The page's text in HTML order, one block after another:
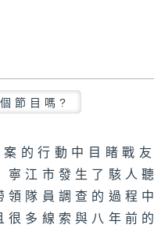
節目嗎?
的行動中目睹戰
江市發生了駭人
隊員調查的過程
多線索與八年前